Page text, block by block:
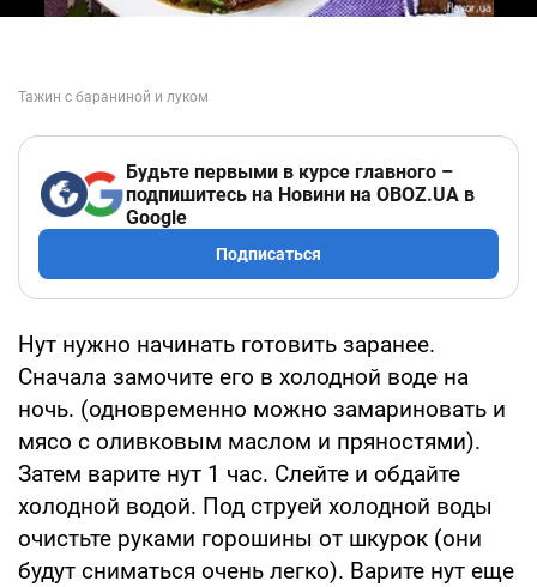
Будьте первыми в курсе главного –
подпишитесь на Новини на OBOZ.UA в
Google
Подписаться
Нут нужно начинать готовить заранее.
Сначала замочите его в холодной воде на
ночь. (одновременно можно замариновать и
мясо с оливковым маслом и пряностями).
Затем варите нут 1 час. Слейте и обдайте
холодной водой. Под струей холодной воды
очистьте руками горошины от шкурок (они
будут сниматься очень легко). Варите нут еще